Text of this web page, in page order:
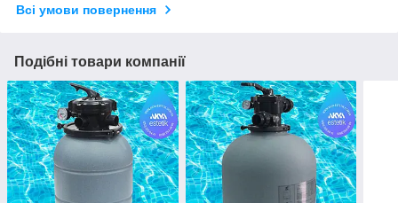
Всі умови повернення
Подібні товари компанії